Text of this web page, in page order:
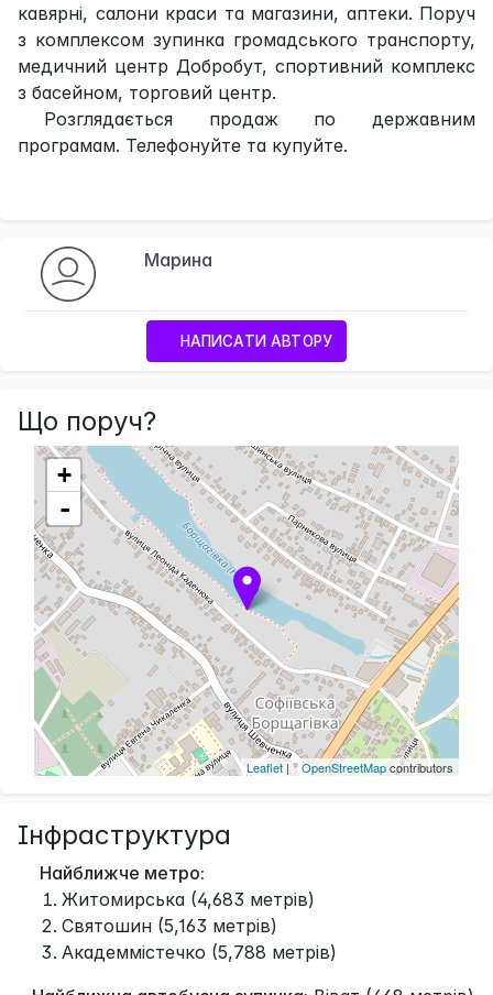
кавярні, салони краси та магазини, аптеки. Поруч
з комплексом зупинка громадського транспорту,
медичний центр Добробут, спортивний комплекс
з басейном, торговий центр.
Розглядається продаж по державним
програмам. Телефонуйте та купуйте.
Марина
НАПИСАТИ АВТОРУ
Що поруч?
+
-
Leaflet | ©OpenStreetMapcontributors
Інфраструктура
Найближче метро:
Житомирська (4,683 метрів)
Святошин (5,163 метрів)
Академмістечко (5,788 метрів)